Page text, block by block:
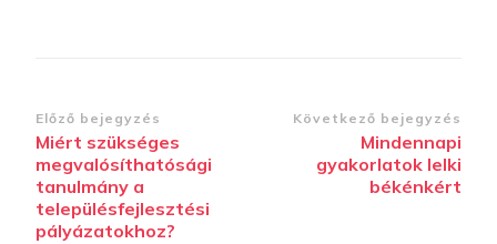
Bejegyzések
navigációja
Előző bejegyzés
Miért szükséges
megvalósíthatósági
tanulmány a
településfejlesztési
pályázatokhoz?
Következő bejegyzés
Mindennapi
gyakorlatok lelki
békénkért